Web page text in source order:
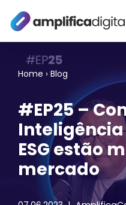
Pular
Home › Blog
#EP25 –
Inteligência
ESG estão
mercado